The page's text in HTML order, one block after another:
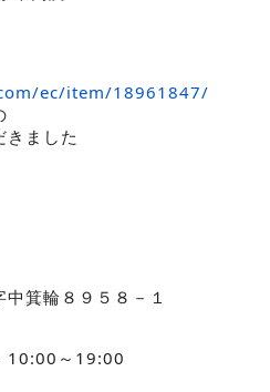
ec/item/18961847/
きました
箕輪８９５８－１
10:00～19:00